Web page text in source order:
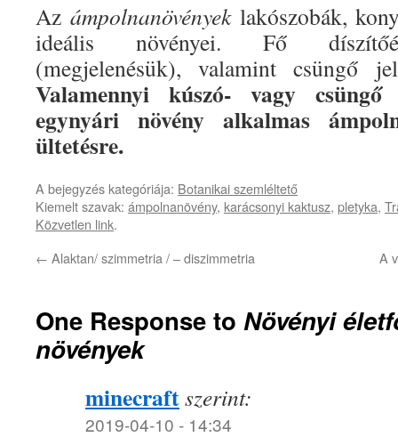
Az ámpolnanövényeklakószobák,
ideális növényei. Fő
(megjelenésük), valamint csüngő
Valamennyi kúszó- vagy
egynyári növény alkalmas
ültetésre.
A bejegyzés kategóriája: Botanikai szemléltető
Kiemelt szavak: ámpolnanövény, karácsonyi kaktusz, pletyka,
Közvetlen link.
← Alaktan/ szimmetria / – diszimmetria A
One Response to Növényi
növények
minecraftszerint:
2019-04-10 - 14:34